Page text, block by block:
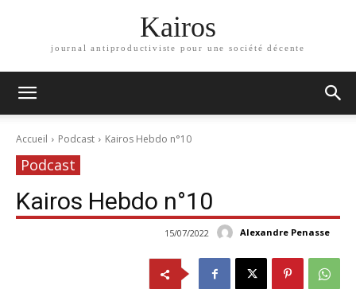
Kairos
journal antiproductiviste pour une société décente
Accueil Podcast Kairos Hebdo n°10
Podcast
Kairos Hebdo n°10
Alexandre Penasse
15/07/2022